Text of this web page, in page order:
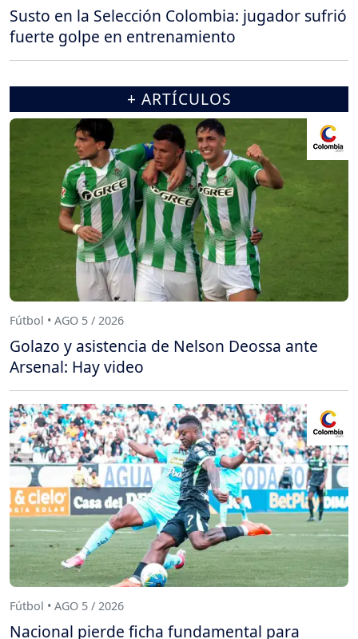
Susto en la Selección Colombia: jugador sufrió
fuerte golpe en entrenamiento
+ ARTÍCULOS
Fútbol • AGO 5 / 2026
Golazo y asistencia de Nelson Deossa ante
Arsenal: Hay video
Fútbol • AGO 5 / 2026
Nacional pierde ficha fundamental para